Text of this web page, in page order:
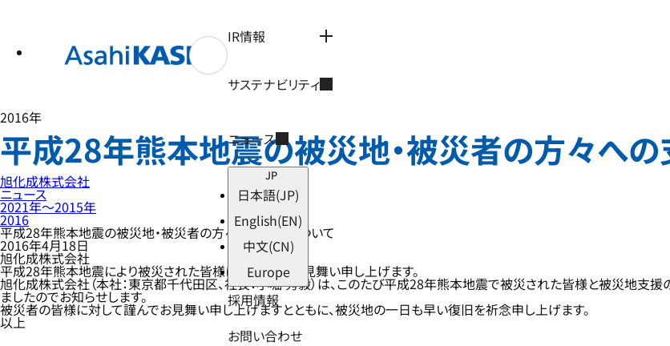
IR情報
サステナビリティ
ニュース
JP
日本語(JP)
English(EN)
中文(CN)
Europe
採用情報
お問い合わせ
2016年
平成28年熊本地震の被災地・被災者の方々への
旭化成株式会社
ニュース
2021年〜2015年
2016
平成28年熊本地震の被災地・被災者の方々への支援について
2016年4月18日
旭化成株式会社
平成28年熊本地震により被災された皆様には、心よりお見舞い申し上げます。
旭化成株式会社（本社：東京都千代田区、社長：小堀 秀毅）は、このたび平成28年熊本地震で被災された皆様と被災地支
ましたのでお知らせします。
被災者の皆様に対して謹んでお見舞い申し上げますとともに、被災地の一日も早い復旧を祈念申し上げます。
以上